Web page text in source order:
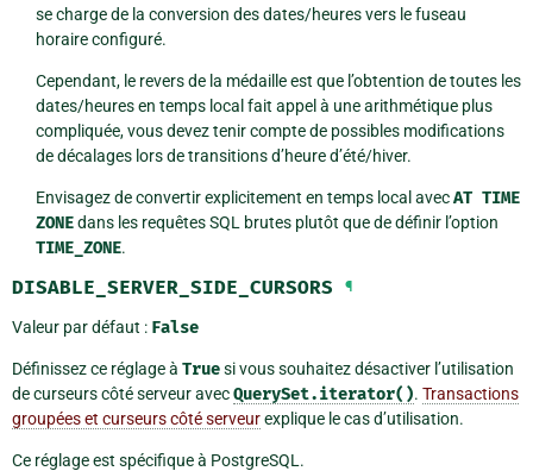
se charge de la conversion des dates/heures vers le fuseau
horaire configuré.
Cependant, le revers de la médaille est que l’obtention de toutes les
dates/heures en temps local fait appel à une arithmétique plus
compliquée, vous devez tenir compte de possibles modifications
de décalages lors de transitions d’heure d’été/hiver.
Envisagez de convertir explicitement en temps local avecAT TIME
ZONEdans les requêtes SQL brutes plutôt que de définir l’option
TIME_ZONE.
DISABLE_SERVER_SIDE_CURSORS ¶
Valeur par défaut : False
Définissez ce réglage à Truesi vous souhaitez désactiver l’utilisation
de curseurs côté serveur avecQuerySet.iterator(). Transactions
groupées et curseurs côté serveurexplique le cas d’utilisation.
Ce réglage est spécifique à PostgreSQL.